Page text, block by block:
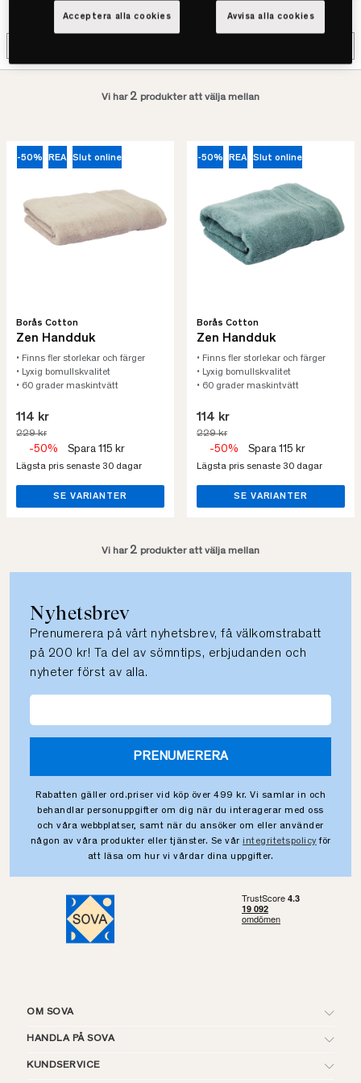
Vi har 2 produkter att välja mellan
-50% REA Slut online
Borås Cotton
Zen Handduk
• Finns fler storlekar och färger
• Lyxig bomullskvalitet
• 60 grader maskintvätt
114 kr
229 kr
-50% Spara 115 kr
Lägsta pris senaste 30 dagar
SE VARIANTER
-50% REA Slut online
Borås Cotton
Zen Handduk
• Finns fler storlekar och färger
• Lyxig bomullskvalitet
• 60 grader maskintvätt
114 kr
229 kr
-50% Spara 115 kr
Lägsta pris senaste 30 dagar
SE VARIANTER
Vi har 2 produkter att välja mellan
Nyhetsbrev
Prenumerera på vårt nyhetsbrev, få välkomstrabatt
på 200 kr! Ta del av sömntips, erbjudanden och
nyheter först av alla.
PRENUMERERA
Rabatten gäller ord.priser vid köp över 499 kr. Vi samlar in och
behandlar personuppgifter om dig när du interagerar med oss
och våra webbplatser, samt när du ansöker om eller använder
någon av våra produkter eller tjänster. Se vår integritetspolicy för
att läsa om hur vi vårdar dina uppgifter.
OM SOVA
HANDLA PÅ SOVA
KUNDSERVICE
Avvisa alla cookies
Acceptera alla cookies